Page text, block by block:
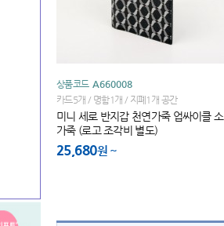
상품코드 A660008
카드5개 / 명함1개 / 지폐1개 공간
미니 세로 반지갑 천연가죽 업싸이클 소
가죽 (로고 조각비 별도)
25,680원